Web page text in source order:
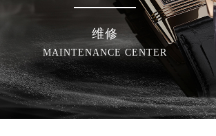
维修
MAINTENANCE CENTER